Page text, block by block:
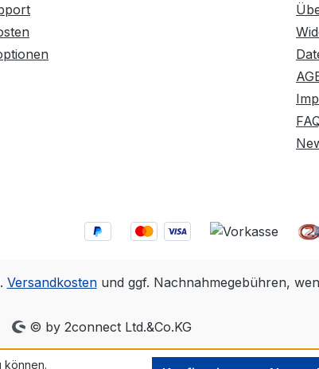
Versandkostenund ggf. Nachnahmegebühren,
© by 2connect Ltd.&Co.KG
können.